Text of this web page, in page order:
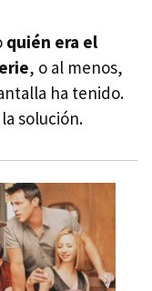
quién era el
, o al menos,
ha tenido.
solución.